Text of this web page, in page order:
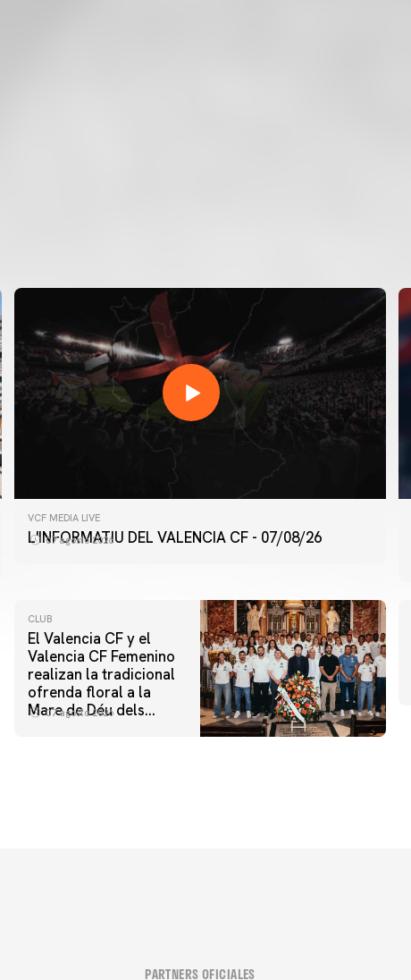
VCF MEDIA LIVE
L'INFORMATIU DEL VALENCIA CF - 07/08/26
07 agosto 2026
CLUB
El Valencia CF y el
Valencia CF Femenino
realizan la tradicional
ofrenda floral a la
Mare de Déu dels
07 agosto 2026
PARTNERS OFICIALES